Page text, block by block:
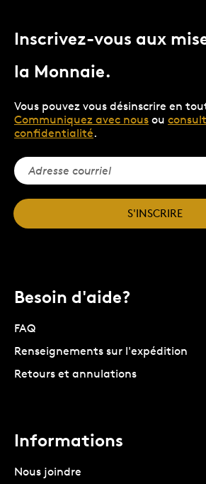
Inscrivez-vous aux
la Monnaie.
Vous pouvez vous désinscrire en
Communiquez avec nous ou
confidentialité.
S'INSCRIRE
Besoin d'aide?
FAQ
Renseignements sur l'expédition
Retours et annulations
Informations
Nous joindre